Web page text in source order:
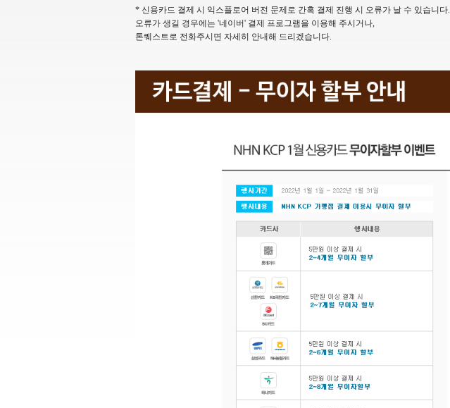
* 신용카드 결제 시 익스플로어 버전 문제로 간혹 결제 진행 시 오류가 날 수 있습니다.
오류가 생길 경우에는 '네이버' 결제 프로그램을 이용해 주시거나,
톤퀘스트로 전화주시면 자세히 안내해 드리겠습니다.